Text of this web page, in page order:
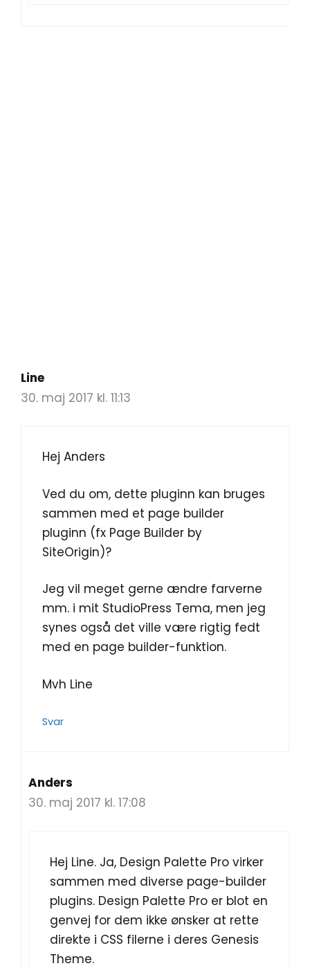
Line
30. maj 2017 kl. 11:13
Hej Anders
Ved du om, dette pluginn kan bruges
sammen med et page builder
pluginn (fx Page Builder by
SiteOrigin)?
Jeg vil meget gerne ændre farverne
mm. i mit StudioPress Tema, men jeg
synes også det ville være rigtig fedt
med en page builder-funktion.
Mvh Line
Svar
Anders
30. maj 2017 kl. 17:08
Hej Line. Ja, Design Palette Pro virker
sammen med diverse page-builder
plugins. Design Palette Pro er blot en
genvej for dem ikke ønsker at rette
direkte i CSS filerne i deres Genesis
Theme.